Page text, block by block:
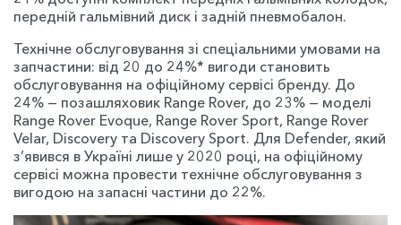
передній гальмівний диск і задній пневмобалон.
Технічне обслуговування зі спеціальними умовами на
запчастини: від 20 до 24%* вигоди становить
обслуговування на офіційному сервісі бренду. До
24% — позашляховик Range Rover, до 23% — моделі
Range Rover Evoque, Range Rover Sport, Range Rover
Velar, Discovery та Discovery Sport. Для Defender, який
з’явився в Україні лише у 2020 році, на офіційному
сервісі можна провести технічне обслуговування з
вигодою на запасні частини до 22%.